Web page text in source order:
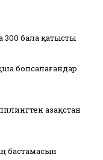
бала қатысты
бопсалағандар
Қазақстан
бастамасын